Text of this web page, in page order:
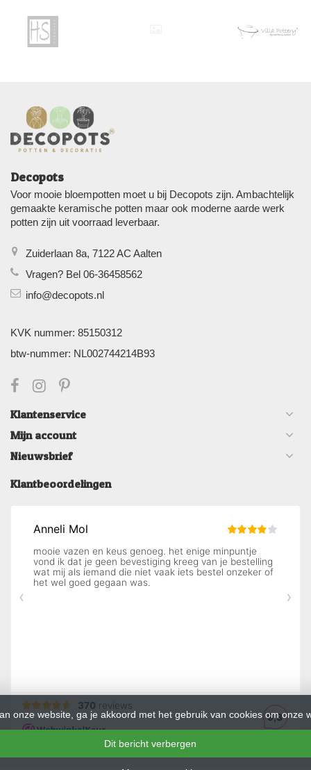
Decopots
Voor mooie bloempotten moet u bij Decopots zijn. Ambachtelijk
gemaakte keramische potten maar ook moderne aarde werk
potten zijn uit voorraad leverbaar.
Zuiderlaan 8a, 7122 AC Aalten
Vragen? Bel 06-36458562
info@decopots.nl
KVK nummer: 85150312
btw-nummer: NL002744214B93
Klantenservice
Mijn account
Nieuwsbrief
Klantbeoordelingen
onze website, ga je akkoord met het gebruik van cookies om onze
Dit bericht verbergen